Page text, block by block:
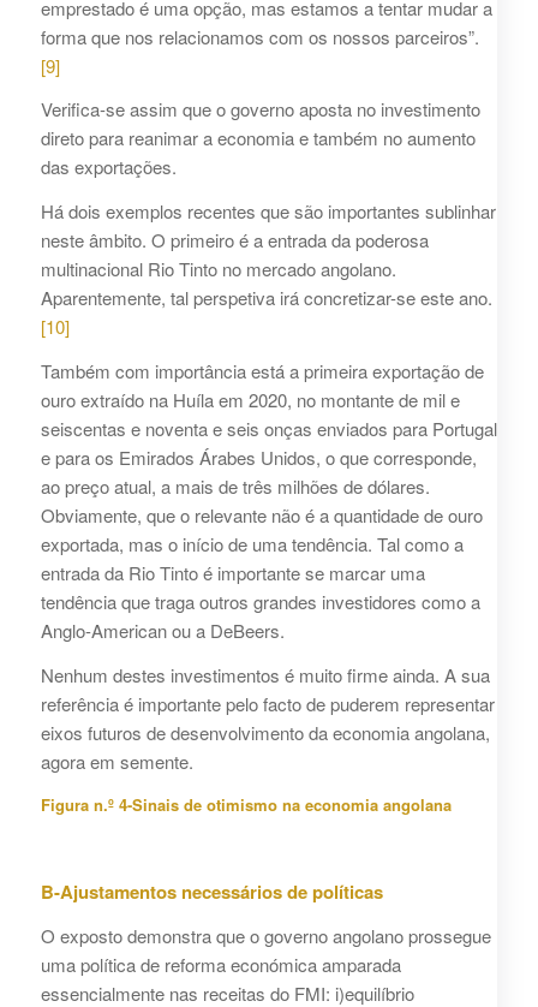
emprestado é uma opção, mas estamos a tentar mudar a
forma que nos relacionamos com os nossos parceiros”.
[9]
Verifica-se assim que o governo aposta no investimento
direto para reanimar a economia e também no aumento
das exportações.
Há dois exemplos recentes que são importantes sublinhar
neste âmbito. O primeiro é a entrada da poderosa
multinacional Rio Tinto no mercado angolano.
Aparentemente, tal perspetiva irá concretizar-se este ano.
[10]
Também com importância está a primeira exportação de
ouro extraído na Huíla em 2020, no montante de mil e
seiscentas e noventa e seis onças enviados para Portugal
e para os Emirados Árabes Unidos, o que corresponde,
ao preço atual, a mais de três milhões de dólares.
Obviamente, que o relevante não é a quantidade de ouro
exportada, mas o início de uma tendência. Tal como a
entrada da Rio Tinto é importante se marcar uma
tendência que traga outros grandes investidores como a
Anglo-American ou a DeBeers.
Nenhum destes investimentos é muito firme ainda. A sua
referência é importante pelo facto de puderem representar
eixos futuros de desenvolvimento da economia angolana,
agora em semente.
Figura n.º 4-Sinais de otimismo na economia angolana
B-Ajustamentos necessários de políticas
O exposto demonstra que o governo angolano prossegue
uma política de reforma económica amparada
essencialmente nas receitas do FMI: i)equilíbrio